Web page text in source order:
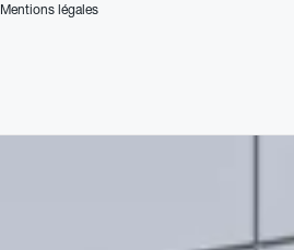
Mentions légales